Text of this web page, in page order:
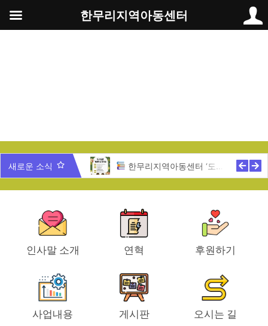
새로운 소식
가족과 함께 하는 송년잔치 한무리지역아동센터 ‘도서관 개관식’ 안내
인사말 소개 연혁 후원하기
사업내용 게시판 오시는 길
한무리지역아동센터